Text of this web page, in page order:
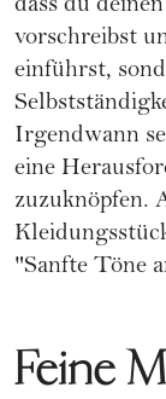
dass du
vorschreibst
einführst,
Irgendwann
eine
zuzuknöpfen.
"Sanfte Töne
Feine